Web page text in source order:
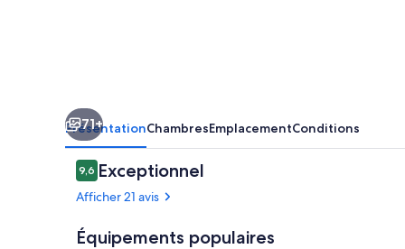
71+
PrésentationChambresEmplacementConditions
Avis
voyageurs
9,69,6 sur 10
Exceptionnel
Afficher 21 avis
Équipements populaires